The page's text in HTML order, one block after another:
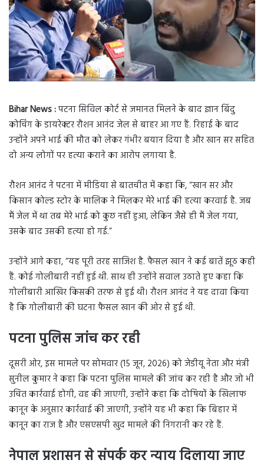
Bihar News :पटना सिविल कोर्ट से जमानत मिलने के बाद ज्ञान बिंदु
कोचिंग के डायरेक्टर रौशन आनंद जेल से बाहर आ गए हैं. रिहाई के बाद
उन्होंने अपने भाई की मौत को लेकर गंभीर बयान दिया है और खान सर सहित
दो अन्य लोगों पर हत्या कराने का आरोप लगाया है.
रौशन आनंद ने पटना में मीडिया से बातचीत में कहा कि, “खान सर और
किसान कोल्ड स्टोर के मालिक ने मिलकर मेरे भाई की हत्या करवाई है. जब
मैं जेल में था तब मेरे भाई को कुछ नहीं हुआ, लेकिन जैसे ही मैं जेल गया,
उसके बाद उसकी हत्या हो गई.”
उन्होंने आगे कहा, “यह पूरी तरह साजिश है. फैसल खान ने कई बातें झूठ कही
हैं. कोई गोलीबारी नहीं हुई थी. साथ ही उन्होंने सवाल उठाते हुए कहा कि
गोलीबारी आखिर किसकी तरफ से हुई थी। रौशन आनंद ने यह दावा किया
है कि गोलीबारी की घटना फैसल खान की ओर से हुई थी.
पटना पुलिस जांच कर रही
दूसरी ओर, इस मामले पर सोमवार (15 जून, 2026) को जेडीयू नेता और मंत्री
सुनील कुमार ने कहा कि पटना पुलिस मामले की जांच कर रही है और जो भी
उचित कार्रवाई होगी, वह की जाएगी, उन्होंने कहा कि दोषियों के खिलाफ
कानून के अनुसार कार्रवाई की जाएगी, उन्होंने यह भी कहा कि बिहार में
कानून का राज है और एसएसपी खुद मामले की निगरानी कर रहे हैं.
नेपाल प्रशासन से संपर्क कर न्याय दिलाया जाए